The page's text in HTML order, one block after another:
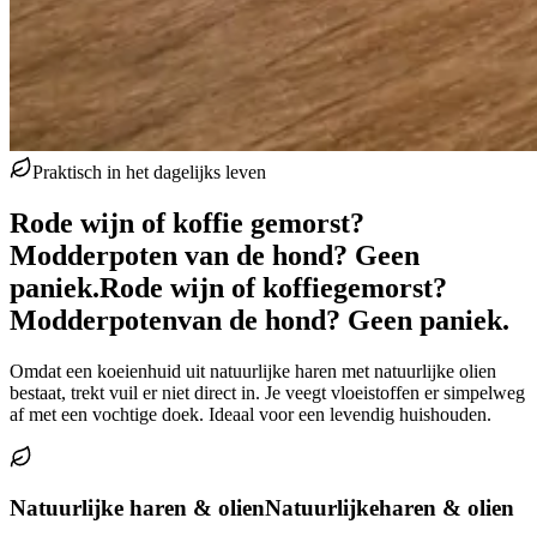
Praktisch in het dagelijks leven
Rode wijn of koffie gemorst?
Modderpoten van de hond? Geen
paniek.Rode wijn of koffiegemorst?
Modderpotenvan de hond? Geen paniek.
Omdat een koeienhuid uit natuurlijke haren met natuurlijke olien
bestaat, trekt vuil er niet direct in. Je veegt vloeistoffen er simpelweg
af met een vochtige doek. Ideaal voor een levendig huishouden.
Natuurlijke haren & olienNatuurlijkeharen & olien